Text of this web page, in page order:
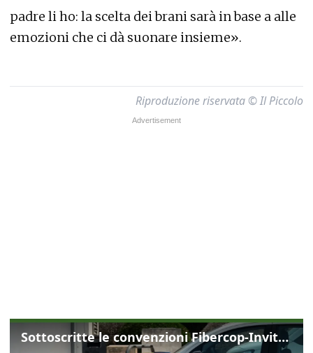
padre li ho: la scelta dei brani sarà in base a alle
emozioni che ci dà suonare insieme».
Riproduzione riservata © Il Piccolo
Sottoscritte le convenzioni Fibercop-Invitalia, fibra ottica per 477 mila civici